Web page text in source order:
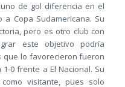
de gol diferencia en el
Copa Sudamericana. Su
pero es otro club con
este objetivo podría
que lo favorecieron fueron
0 frente a El Nacional. Su
visitante, pues solo